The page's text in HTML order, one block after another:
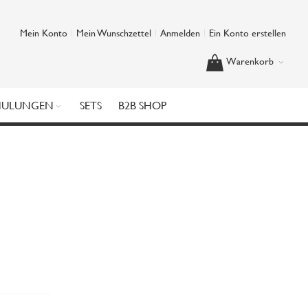
Mein Konto Mein Wunschzettel Anmelden
Ein Konto erstellen
Warenkorb
SETS B2B SHOP